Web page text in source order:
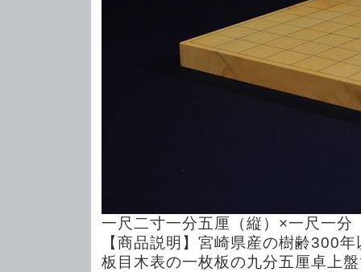
一尺二寸一分五厘（縦）×一尺一分
【商品説明】宮崎県産の樹齢300
板目木表の一枚板の九分五厘卓上